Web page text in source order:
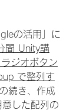
の活用」に
間 Unity講
ジオボタン
で整列す
の続き、 作成
した配列の